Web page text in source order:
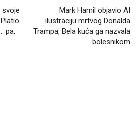
svoje
pa,
Mark Hamil objavio AI
ilustraciju mrtvog Donalda
Trampa, Bela kuća ga nazvala
bolesnikom